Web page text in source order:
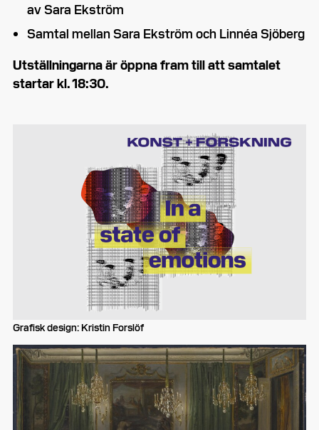
av Sara Ekström
Samtal mellan Sara Ekström och Linnéa Sjöberg
Utställningarna är öppna fram till att samtalet
startar kl. 18:30.
Grafisk design: Kristin Forslöf